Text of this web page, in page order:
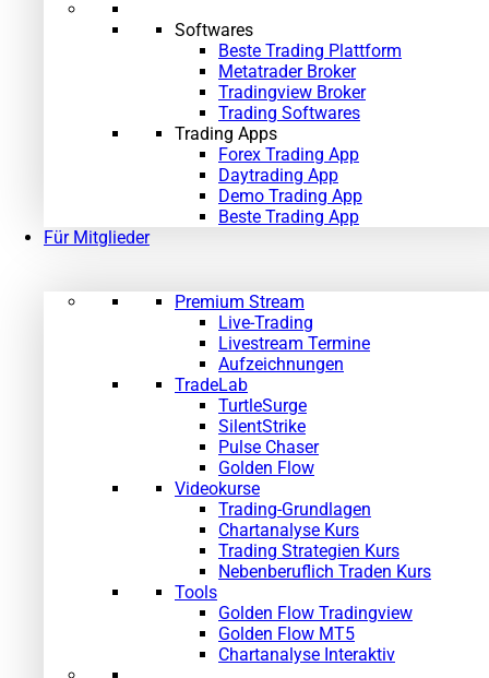
Softwares
Beste Trading Plattform
Metatrader Broker
Tradingview Broker
Trading Softwares
Trading Apps
Forex Trading App
Daytrading App
Demo Trading App
Beste Trading App
Für Mitglieder
Premium Stream
Live-Trading
Livestream Termine
Aufzeichnungen
TradeLab
TurtleSurge
SilentStrike
Pulse Chaser
Golden Flow
Videokurse
Trading-Grundlagen
Chartanalyse Kurs
Trading Strategien Kurs
Nebenberuflich Traden Kurs
Tools
Golden Flow Tradingview
Golden Flow MT5
Chartanalyse Interaktiv